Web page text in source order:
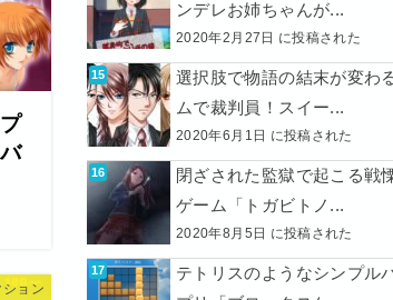
ション
ンデレお姉ちゃんが...
2020年2月27日 に投稿された
選択肢で物語の結末が変わ
ムで裁判員！スイー...
2020年6月1日 に投稿された
閉ざされた監獄で起こる戦
ゲーム「トガビトノ...
2020年8月5日 に投稿された
テトリスのようなシンプル